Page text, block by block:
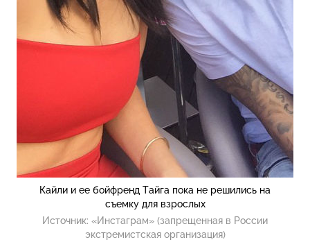
Кайли и ее бойфренд Тайга пока не решились на
съемку для взрослых
Источник: «Инстаграм» (запрещенная в России
экстремистская организация)